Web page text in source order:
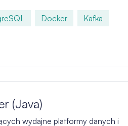
Docker
Kafka
(Java)
wydajne platformy danych i